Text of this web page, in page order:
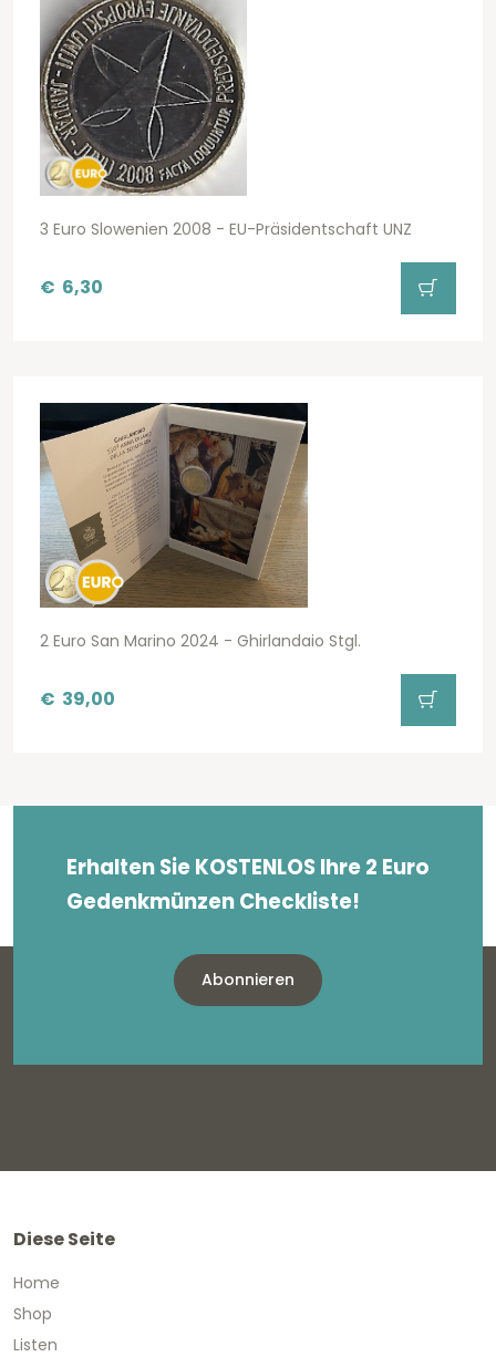
3 Euro Slowenien 2008 - EU-Präsidentschaft UNZ
€ 6,30
2 Euro San Marino 2024 - Ghirlandaio Stgl.
€ 39,00
Erhalten Sie KOSTENLOS Ihre 2 Euro
Gedenkmünzen Checkliste!
Abonnieren
Diese Seite
Home
Shop
Listen